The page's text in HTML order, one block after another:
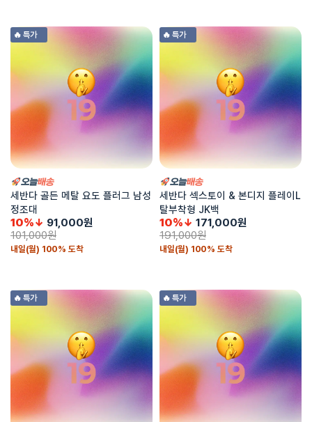
🔥 특가
내일(월) 100% 도착
세반다 골든 메탈 요도 플러그 남성
정조대
10%↓ 91,000원
101,000원
🔥 특가
내일(월) 100% 도착
세반다 섹스토이 & 본디지 플레이L
탈부착형 JK백
10%↓ 171,000원
191,000원
🔥 특가 🔥 특가